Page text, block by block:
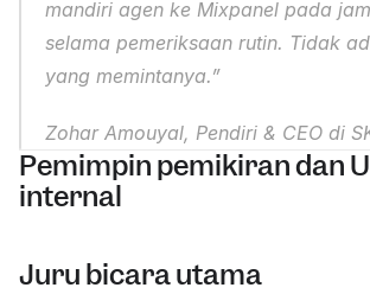
mandiri agen ke Mixpanel pada
selama pemeriksaan rutin. Tidak
yang memintanya.”
Zohar Amouyal, Pendiri & CEO di
Pemimpin pemikiran dan
internal
Juru bicara utama